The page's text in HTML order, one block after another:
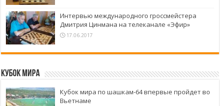
Интервью международного гроссмейстера
Дмитрия Цинмана на телеканале «Эфир»
17.06.2017
Кубок Мира
Кубок мира по шашкам-64 впервые пройдет во
Вьетнаме